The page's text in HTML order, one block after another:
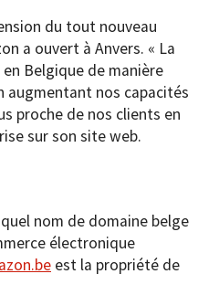
du tout nouveau
a ouvert à Anvers. « La
Belgique de manière
augmentant nos capacités
proche de nos clients en
sur son site web.
nom de domaine belge
électronique
est la propriété de